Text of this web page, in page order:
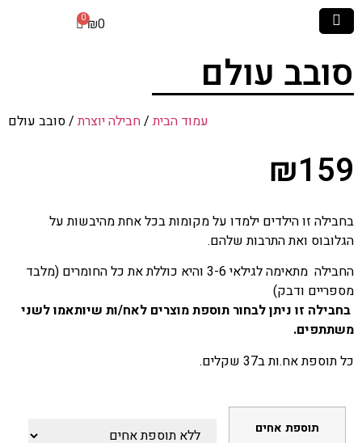
₪0
סובב עולם
עמוד הבית/חבילה יוצרת/ סובב עולם
₪159
בחבילה זו הילדים ילמדו על מקומות בכל אחת מהיבשות על
הגלובוס ואת התרבות שלהם.
החבילה מתאימה לגילאי 3-6 והיא כוללת את כל החומרים (מלבד
מספריים ודבק)
בחבילה זו ניתן לבחור תוספת מוצרים לאח/ות שיותאמו לשני
משתתפים.
כל תוספת אח.ות ב37 שקלים.
תוספת אחים